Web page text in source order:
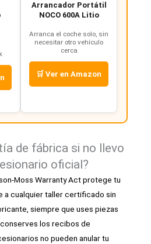
Arrancador Portátil
NOCO 600A Litio
Arranca el coche solo, sin
necesitar otro vehículo
cerca
🛒 Ver en Amazon
de fábrica si no llevo
oficial?
Moss Warranty Act protege tu
a cualquier taller certificado sin
siempre que uses piezas
los recibos de
no pueden anular tu